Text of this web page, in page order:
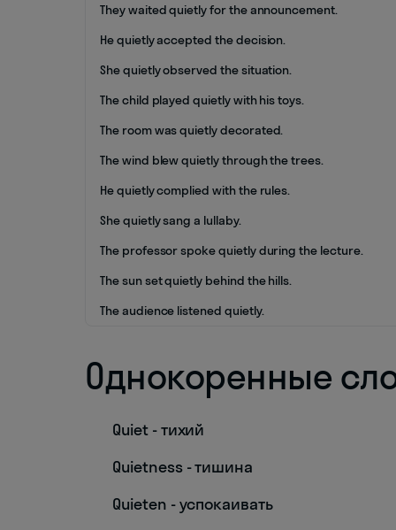
They waited quietly for the announcement.
He quietly accepted the decision.
She quietly observed the situation.
The child played quietly with his toys.
The room was quietly decorated.
The wind blew quietly through the trees.
He quietly complied with the rules.
She quietly sang a lullaby.
The professor spoke quietly during the lecture.
The sun set quietly behind the hills.
The audience listened quietly.
Однокоренные
Quiet - тихий
Quietness - тишина
Quieten - успокаивать